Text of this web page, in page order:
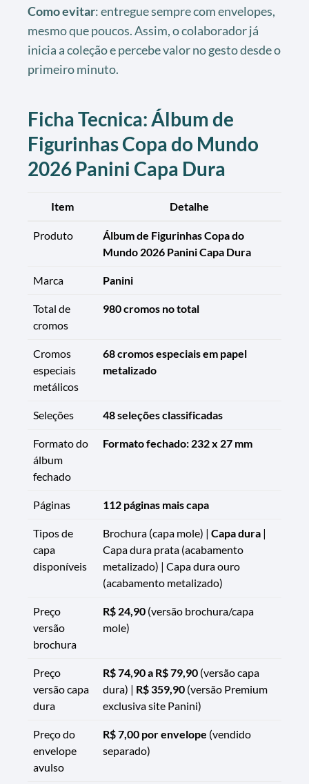
Como evitar: entregue sempre com envelopes,
mesmo que poucos. Assim, o colaborador já
inicia a coleção e percebe valor no gesto desde o
primeiro minuto.
Ficha Tecnica: Álbum de
Figurinhas Copa do Mundo
2026 Panini Capa Dura
Item Detalhe
Produto
Álbum de Figurinhas Copa do
Mundo 2026 Panini Capa Dura
Marca Panini
Total de
cromos
980 cromos no total
Cromos
especiais
metálicos
68 cromos especiais em papel
metalizado
Seleções 48 seleções classificadas
Formato do
álbum
fechado
Formato fechado: 232 x 27 mm
Páginas 112 páginas mais capa
Tipos de
capa
disponíveis
Brochura (capa mole) | Capa dura |
Capa dura prata (acabamento
metalizado) | Capa dura ouro
(acabamento metalizado)
Preço
versão
brochura
R$ 24,90 (versão brochura/capa
mole)
Preço
versão capa
dura
R$ 74,90 a R$ 79,90 (versão capa
dura) | R$ 359,90 (versão Premium
exclusiva site Panini)
Preço do
envelope
avulso
R$ 7,00 por envelope (vendido
separado)